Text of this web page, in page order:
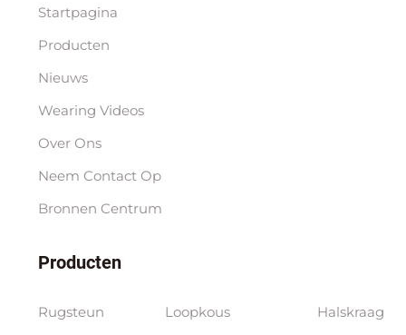
Startpagina
Producten
Nieuws
Wearing Videos
Over Ons
Neem Contact Op
Bronnen Centrum
Producten
Rugsteun
Loopkous
Halskraag